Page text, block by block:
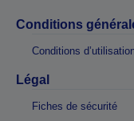
Conditions
Conditions
Légal
Fiches de sécurité